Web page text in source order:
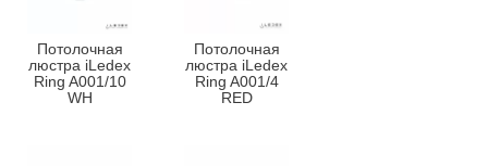
Потолочная
люстра iLedex
Ring A001/10
WH
Потолочная
люстра iLedex
Ring A001/4
RED